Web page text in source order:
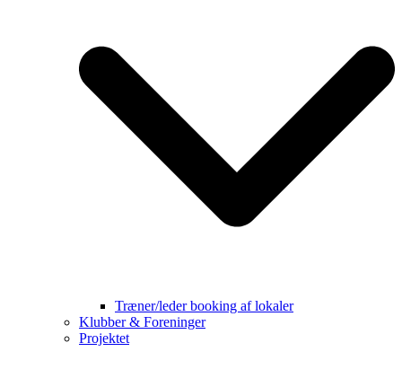
Træner/leder booking af lokaler
Klubber & Foreninger
Projektet